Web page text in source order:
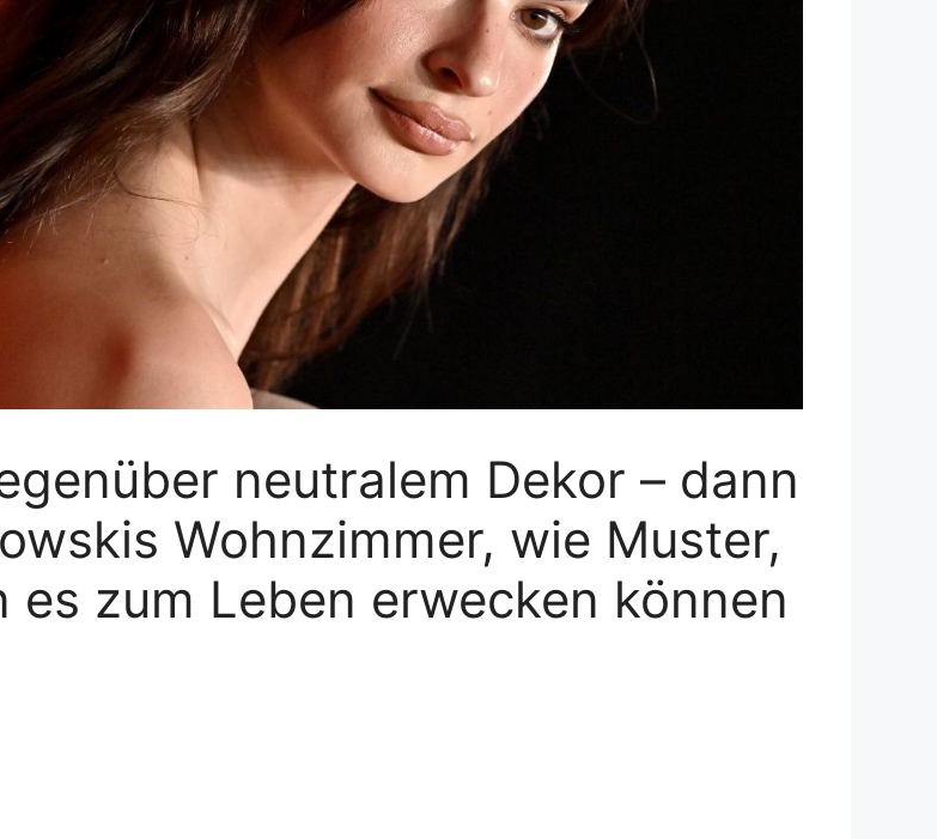
neutralem Dekor – dann
Wohnzimmer, wie Muster,
zum Leben erwecken können